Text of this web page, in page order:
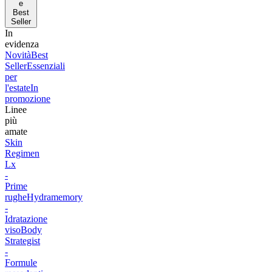
e
Best
Seller
In
evidenza
NovitàBest
SellerEssenziali
per
l'estateIn
promozione
Linee
più
amate
Skin
Regimen
Lx
-
Prime
rugheHydramemory
-
Idratazione
visoBody
Strategist
-
Formule